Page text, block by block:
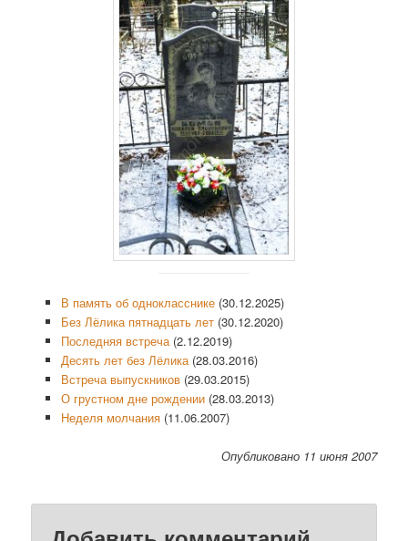
В память об однокласснике(30.12.2025)
Без Лёлика пятнадцать лет(30.12.2020)
Последняя встреча(2.12.2019)
Десять лет без Лёлика (28.03.2016)
Встреча выпускников(29.03.2015)
О грустном дне рождении(28.03.2013)
Неделя молчания(11.06.2007)
Опубликовано 11 июня 2007